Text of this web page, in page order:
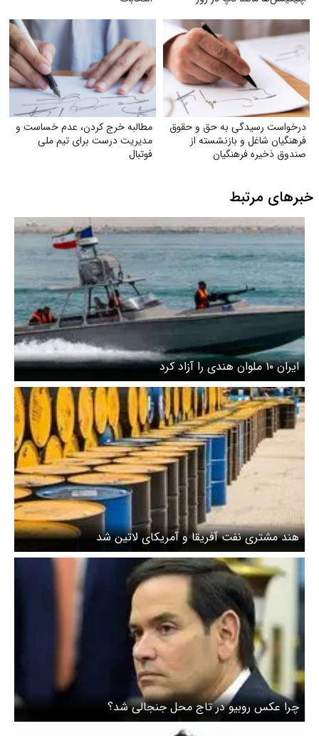
درخواست رسیدگی به حق و حقوق
فرهنگیان شاغل و بازنشسته از
صندوق ذخیره فرهنگیان
مطالبه خرج کردن، عدم خساست و
مدیریت درست برای تیم ملی
فوتبال
خبرهای مرتبط
ایران ۱۰ ملوان هندی را آزاد کرد
هند مشتری نفت آفریقا و آمریکای لاتین شد
چرا عکس روبیو در تاج محل جنجالی شد؟